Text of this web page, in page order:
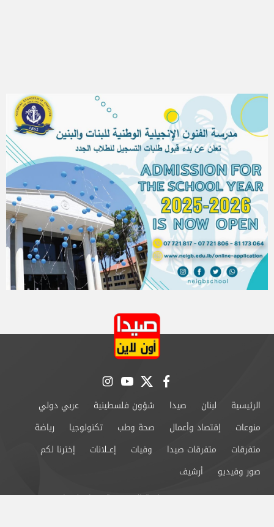
facebook
twitter
youtube
instagram
الرئيسية لبنان صيدا شؤون فلسطينية
عربي دولي
منوعات
إقتصاد وأعمال صحة وطب تكنولوجيا
رياضة
متفرقات
متفرقات صيدا وفيات إعــلانات
إخترنا لكم
صور وفيديو
أرشيف
من نحن
سياسة الخصوصية اتصل بنا